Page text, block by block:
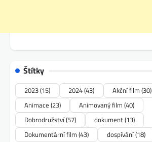
Štítky
2023(15) 2024(43) Akční film (30)
Animace (23) Animovaný film (40)
Dobrodružství(57) dokument(13)
Dokumentární film (43) dospívání(18)